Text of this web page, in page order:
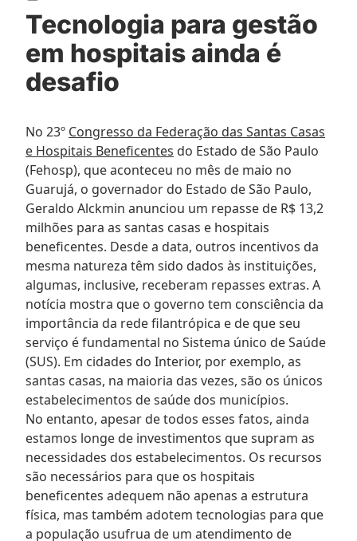
Tecnologia para gestão
em hospitais ainda é
desafio
No 23º Congresso da Federação das Santas Casas
e Hospitais Beneficentes do Estado de São Paulo
(Fehosp), que aconteceu no mês de maio no
Guarujá, o governador do Estado de São Paulo,
Geraldo Alckmin anunciou um repasse de R$ 13,2
milhões para as santas casas e hospitais
beneficentes. Desde a data, outros incentivos da
mesma natureza têm sido dados às instituições,
algumas, inclusive, receberam repasses extras. A
notícia mostra que o governo tem consciência da
importância da rede filantrópica e de que seu
serviço é fundamental no Sistema único de Saúde
(SUS). Em cidades do Interior, por exemplo, as
santas casas, na maioria das vezes, são os únicos
estabelecimentos de saúde dos municípios.
No entanto, apesar de todos esses fatos, ainda
estamos longe de investimentos que supram as
necessidades dos estabelecimentos. Os recursos
são necessários para que os hospitais
beneficentes adequem não apenas a estrutura
física, mas também adotem tecnologias para que
a população usufrua de um atendimento de